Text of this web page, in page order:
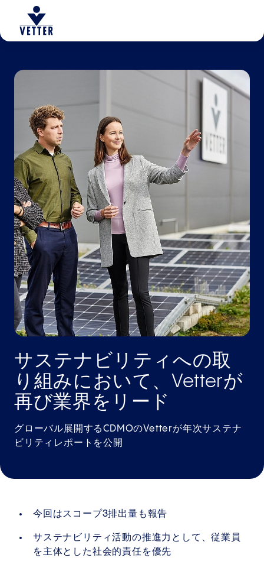
サステナビリティへの取
り組みにおいて、Vetterが
再び業界をリード
グローバル展開するCDMOのVetterが年次サステナ
ビリティレポートを公開
今回はスコープ3排出量も報告
サステナビリティ活動の推進力として、従業員
を主体とした社会的責任を優先